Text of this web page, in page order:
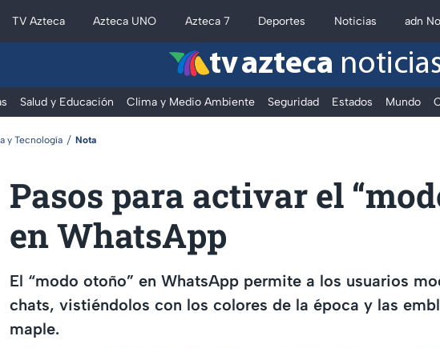
TV Azteca Azteca UNO Azteca 7 Deportes Noticias adn
tv azteca
Salud y Educación Clima y Medio Ambiente Seguridad Estados Mundo
y Tecnología Nota
Pasos para activar el
en WhatsApp
El “modo otoño” en WhatsApp permite a los usuarios
chats, vistiéndolos con los colores de la época y las
maple.